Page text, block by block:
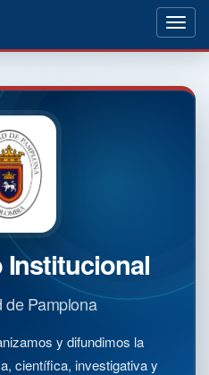
Institucional
de Pamplona
y difundimos la
científica, investigativa y